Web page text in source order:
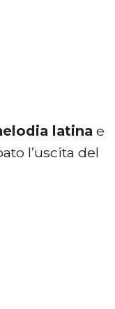
latina e
l’uscita del